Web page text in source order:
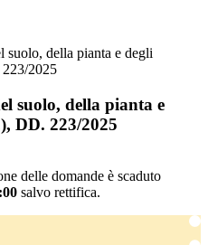
suolo, della pianta e degli
2025
suolo, della pianta e
DD. 223/2025
delle domande è scaduto
salvo rettifica.